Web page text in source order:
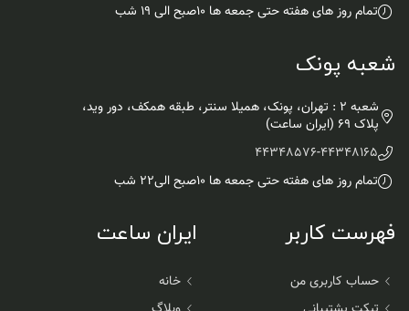
تمام روز های هفته حتی جمعه ها ۱۰صبح الی ۱۹ شب
شعبه پونک
شعبه 2 : تهران، پونک، همیلا سنتر، طبقه همکف، دور وید،
پلاک 69 (ایران ساعت)
44348165
-
44348576
تمام روز های هفته حتی جمعه ها ۱۰صبح الی۲۲ شب
فهرست کاربر
حساب کاربری من
ایران ساعت
خانه